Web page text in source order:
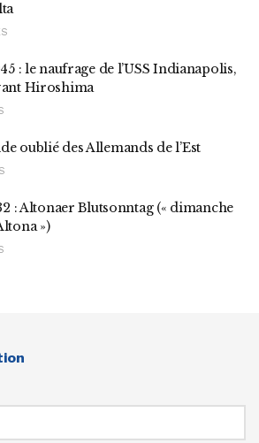
: le naufrage de l’USS Indianapolis,
Hiroshima
oublié des Allemands de l’Est
: Altonaer Blutsonntag (« dimanche
»)